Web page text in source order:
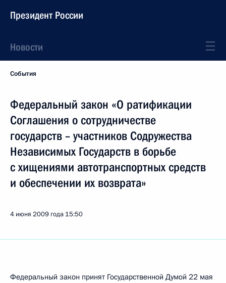
Президент России
Новости
События
Федеральный закон «О ратификации
Соглашения о сотрудничестве
государств – участников Содружества
Независимых Государств в борьбе
с хищениями автотранспортных средств
и обеспечении их возврата»
4 июня 2009 года 15:50
Федеральный закон принят Государственной Думой 22 мая